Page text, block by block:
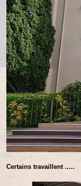
Certains travaillent .....